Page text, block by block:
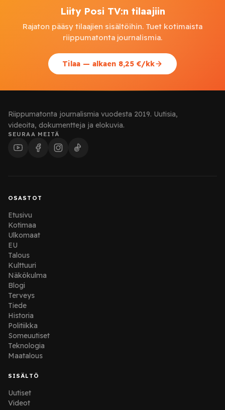
Liity Posi TV:n tilaajiin
Rajaton pääsy tilaajien sisältöihin. Tuet kotimaista
riippumatonta journalismia.
Tilaa — alkaen 8,25 €/kk
Riippumatonta journalismia vuodesta 2019. Uutisia,
videoita, dokumentteja ja elokuvia.
SEURAA MEITÄ
OSASTOT
Etusivu
Kotimaa
Ulkomaat
EU
Talous
Kulttuuri
Näkökulma
Blogi
Terveys
Tiede
Historia
Politiikka
Someuutiset
Teknologia
Maatalous
SISÄLTÖ
Uutiset
Videot